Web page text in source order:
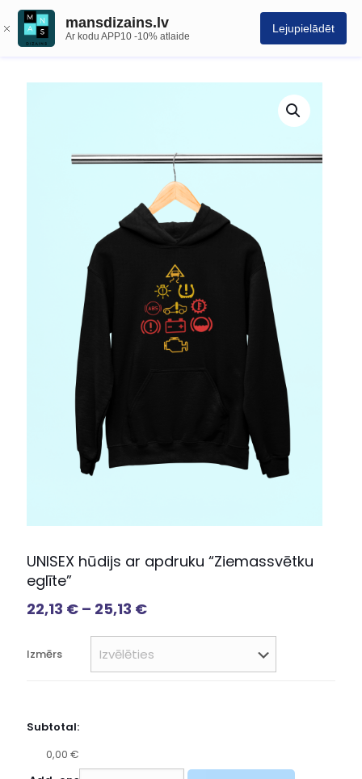
mansdizains.lv
Ar kodu APP10 -10% atlaide
Lejupielādēt
UNISEX hūdijs ar apdruku “Ziemassvētku
eglīte”
22,13 € – 25,13 €
Izmērs
Subtotal:
0,00 €